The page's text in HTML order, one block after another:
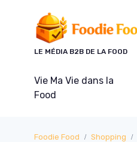
LE MÉDIA B2B DE LA FOOD
Vie Ma Vie dans la
Food
Foodie Food Shopping